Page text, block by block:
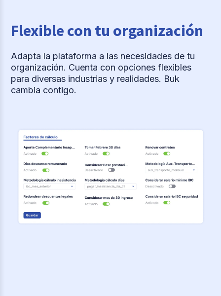
Flexible con tu organización
Adapta la plataforma a las necesidades de tu
organización. Cuenta con opciones flexibles
para diversas industrias y realidades. Buk
cambia contigo.